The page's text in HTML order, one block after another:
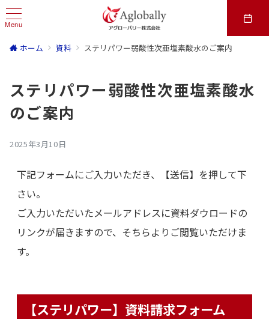
Menu
ホーム 資料 ステリパワー弱酸性次亜塩素酸水のご案内
ステリパワー弱酸性次亜塩素酸水
のご案内
2025年3月10日
下記フォームにご入力いただき、【送信】を押して下
さい。
ご入力いただいたメールアドレスに資料ダウロードの
リンクが届きますので、そちらよりご閲覧いただけま
す。
【ステリパワー】資料請求フォーム